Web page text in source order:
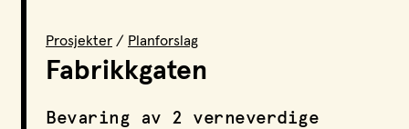
LPO Svalbard
LPO Bergen
Prosjekter / Planforslag
Fabrikkgaten
Bevaring av 2 verneverdige